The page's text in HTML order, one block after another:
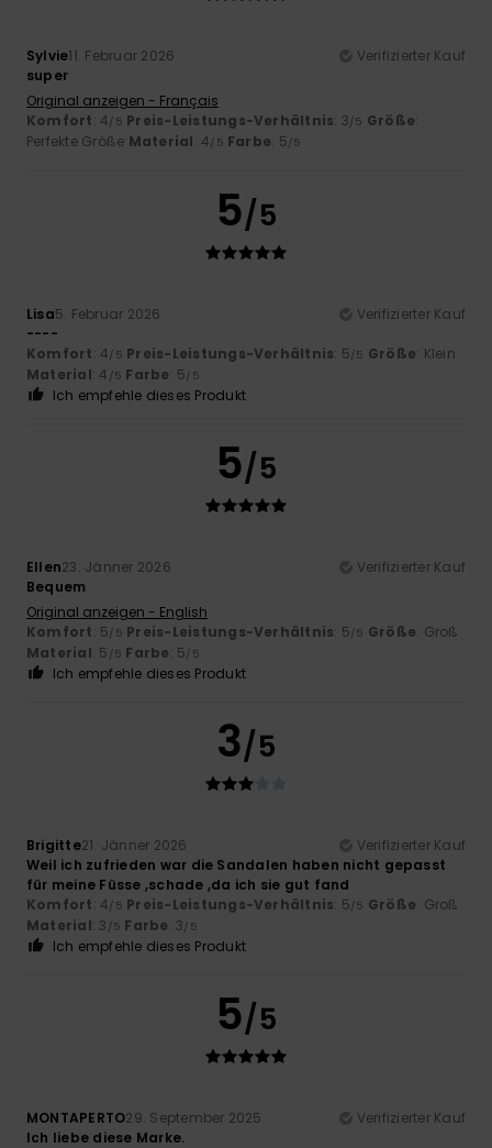
Sylvie11. Februar 2026
Verifizierter Kauf
super
Original anzeigen - Français
Komfort: 4/5 Preis-Leistungs-Verhältnis: 3/5 Größe:
Perfekte Größe Material: 4/5 Farbe: 5/5
5/5
Lisa5. Februar 2026
Verifizierter Kauf
----
Komfort: 4/5 Preis-Leistungs-Verhältnis: 5/5 Größe: Klein
Material: 4 /5 Farbe: 5/5
Ich empfehle dieses Produkt
5/5
Ellen23. Jänner 2026
Verifizierter Kauf
Bequem
Original anzeigen - English
Komfort: 5/5 Preis-Leistungs-Verhältnis: 5/5 Größe: Groß
Material: 5 /5 Farbe: 5/5
Ich empfehle dieses Produkt
3/5
Brigitte21. Jänner 2026
Verifizierter Kauf
Weil ich zufrieden war die Sandalen haben nicht gepasst
für meine Füsse ,schade ,da ich sie gut fand
Komfort: 4/5 Preis-Leistungs-Verhältnis: 5/5 Größe: Groß
Material: 3 /5 Farbe: 3/5
Ich empfehle dieses Produkt
5/5
MONTAPERTO29. September 2025
Verifizierter Kauf
Ich liebe diese Marke.